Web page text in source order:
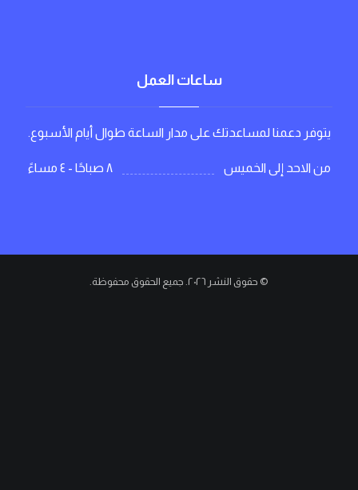
ساعات العمل
يتوفر دعمنا لمساعدتك على مدار الساعة طوال أيام الأسبوع.
من الاحد إلى الخميس ٨ صباحًا - ٤ مساءً
© حقوق النشر ٢٠٢٦. جميع الحقوق محفوظة.